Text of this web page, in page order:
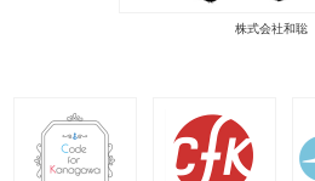
株式会社和聡